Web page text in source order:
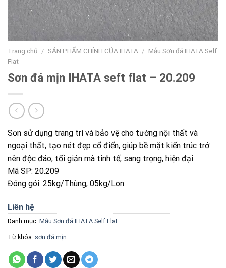
Trang chủ / SẢN PHẨM CHÍNH CỦA IHATA / Mẫu Sơn đá IHATA Self
Flat
Sơn đá mịn IHATA seft flat – 20.209
Sơn sử dụng trang trí và bảo vệ cho tường nội thất và
ngoại thất, tạo nét đẹp cổ điển, giúp bề mặt kiến trúc trở
nên độc đáo, tối giản mà tinh tế, sang trọng, hiện đại.
Mã SP: 20.209
Đóng gói: 25kg/Thùng; 05kg/Lon
Liên hệ
Danh mục: Mẫu Sơn đá IHATA Self Flat
Từ khóa: sơn đá mịn